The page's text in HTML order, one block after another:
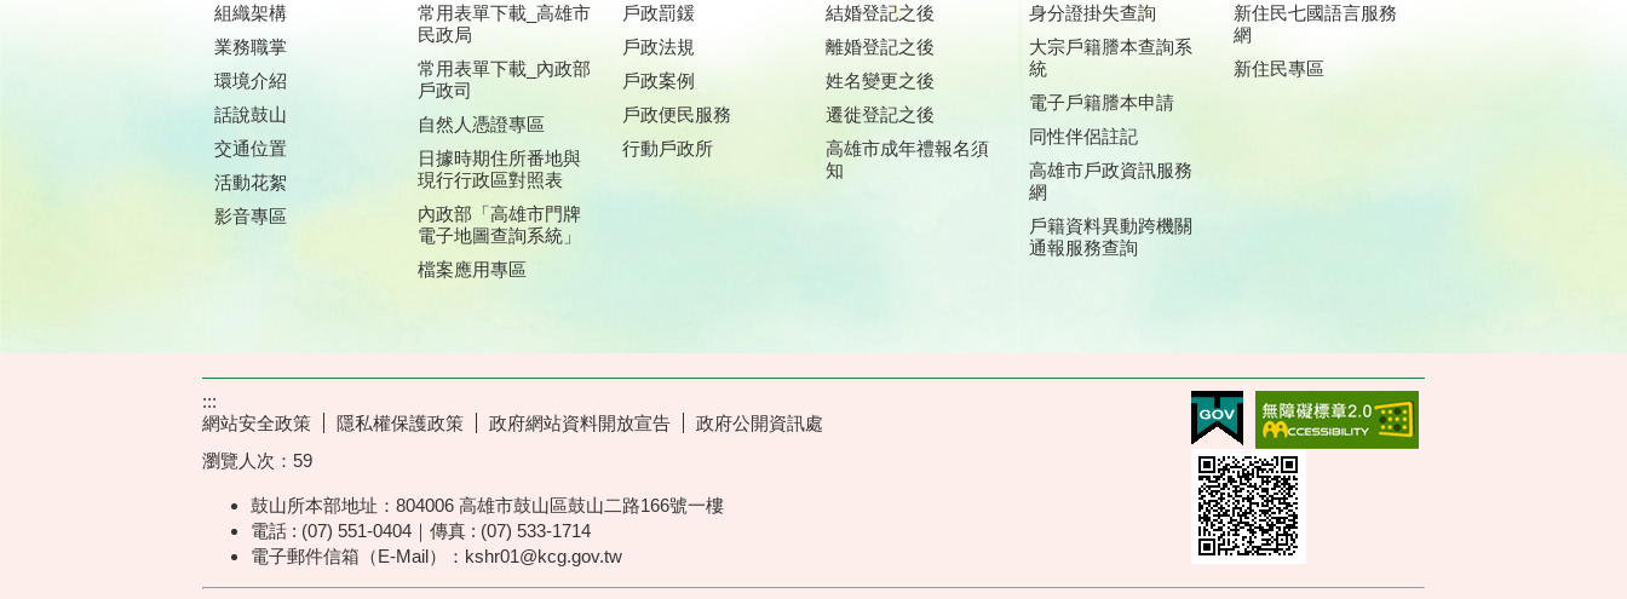
組織架構
業務職掌
環境介紹
話說鼓山
交通位置
活動花絮
影音專區
常用表單下載_高雄市
民政局
常用表單下載_內政部
戶政司
自然人憑證專區
日據時期住所番地與
現行行政區對照表
內政部「高雄市門牌
電子地圖查詢系統」
檔案應用專區
戶政罰鍰
戶政法規
戶政案例
戶政便民服務
行動戶政所
結婚登記之後
離婚登記之後
姓名變更之後
遷徙登記之後
高雄市成年禮報名須
知
身分證掛失查詢
大宗戶籍謄本查詢系
統
電子戶籍謄本申請
同性伴侶註記
高雄市戶政資訊服務
網
戶籍資料異動跨機關
通報服務查詢
新住民七國語言服務
網
新住民專區
:::
網站安全政策
隱私權保護政策 政府網站資料開放宣告
政府公開資訊處
瀏覽人次： 59
鼓山所本部地址：804006 高雄市鼓山區鼓山二路166號一樓
電話 : (07) 551-0404｜傳真 : (07) 533-1714
電子郵件信箱（E-Mail）：kshr01@kcg.gov.tw